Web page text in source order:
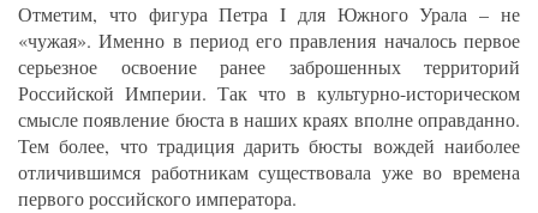
Отметим, что фигура Петра I для Южного Урала – не
«чужая». Именно в период его правления началось первое
серьезное освоение ранее заброшенных территорий
Российской Империи. Так что в культурно-историческом
смысле появление бюста в наших краях вполне оправданно.
Тем более, что традиция дарить бюсты вождей наиболее
отличившимся работникам существовала уже во времена
первого российского императора.